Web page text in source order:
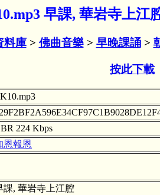
早課, 華岩寺上江
料庫> 佛曲音樂> 早晚課誦>
按此下載
224 Kbps
恩報恩
課, 華岩寺上江腔